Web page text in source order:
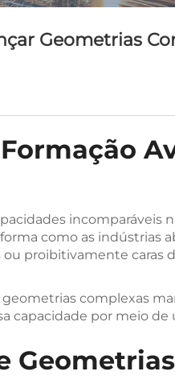
Geometrias
incomparáveis
como as indústrias
proibitivamente caras
complexas
capacidade por meio